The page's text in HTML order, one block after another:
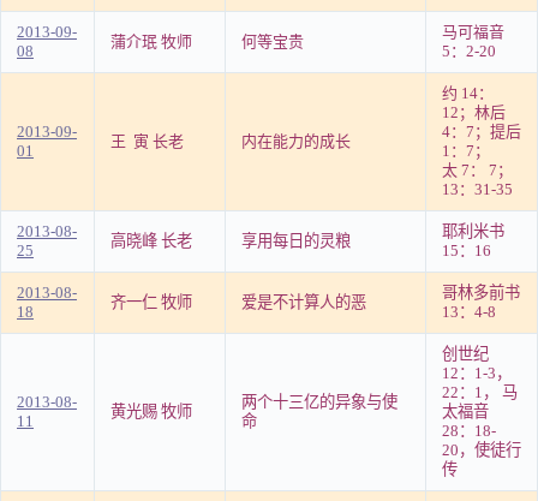
2013-09-
08
蒲介珉 牧师 何等宝贵
马可福音
5：2-20
2013-09-
01
王 寅 长老 内在能力的成长
约 14：
12；林后
4：7；提后
1：7；
太 7： 7；
13：31-35
2013-08-
25
高晓峰 长老 享用每日的灵粮
耶利米书
15：16
2013-08-
18
齐一仁 牧师 爱是不计算人的恶
哥林多前书
13：4-8
2013-08-
11
黄光赐 牧师
两个十三亿的异象与使
命
创世纪
12：1-3，
22：1， 马
太福音
28：18-
20，使徒行
传